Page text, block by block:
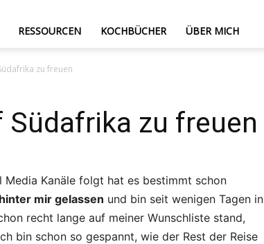
RESSOURCEN KOCHBÜCHER ÜBER MICH
zu freuen
Südafrika zu freuen
Kanäle folgt hat es bestimmt schon
mir gelassen und bin seit wenigen Tagen in
recht lange auf meiner Wunschliste stand,
bin schon so gespannt, wie der Rest der Reise